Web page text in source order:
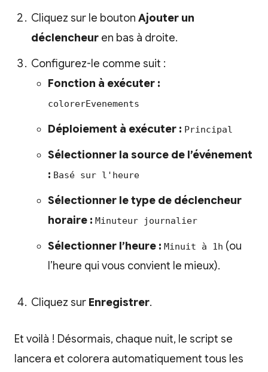
Cliquez sur le bouton Ajouter un
déclencheur en bas à droite.
Configurez-le comme suit :
Fonction à exécuter :
colorerEvenements
Déploiement à exécuter : Principal
Sélectionner la source de l’événement
: Basé sur l'heure
Sélectionner le type de déclencheur
horaire : Minuteur journalier
Sélectionner l’heure : Minuit à 1h (ou
l’heure qui vous convient le mieux).
Cliquez sur Enregistrer.
Et voilà ! Désormais, chaque nuit, le script se
lancera et colorera automatiquement tous les